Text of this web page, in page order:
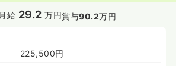
月給 29.2 万円賞与90.2万円
225,500円